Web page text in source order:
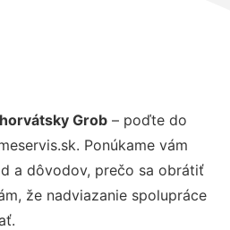
Grob – poďte do
Ponúkame vám
a dôvodov, prečo sa obrátiť
že nadviazanie spolupráce